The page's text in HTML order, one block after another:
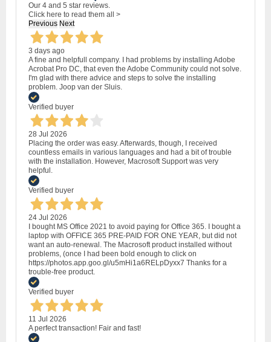
Our 4 and 5 star reviews.
Click here to read them all >
Previous Next
3 days ago
A fine and helpfull company. I had problems by installing Adobe
Acrobat Pro DC, that even the Adobe Community could not solve.
I'm glad with there advice and steps to solve the installing
problem. Joop van der Sluis.
Verified buyer
28 Jul 2026
Placing the order was easy. Afterwards, though, I received
countless emails in various languages and had a bit of trouble
with the installation. However, Macrosoft Support was very
helpful.
Verified buyer
24 Jul 2026
I bought MS Office 2021 to avoid paying for Office 365. I bought a
laptop with OFFICE 365 PRE-PAID FOR ONE YEAR, but did not
want an auto-renewal. The Macrosoft product installed without
problems, (once I had been bold enough to click on
https://photos.app.goo.gl/u5mHi1a6RELpDyxx7 Thanks for a
trouble-free product.
Verified buyer
11 Jul 2026
A perfect transaction! Fair and fast!